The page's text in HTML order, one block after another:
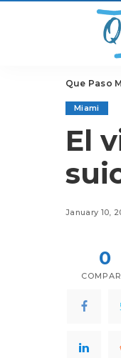
Que Paso
Miami
El
January 10,
0